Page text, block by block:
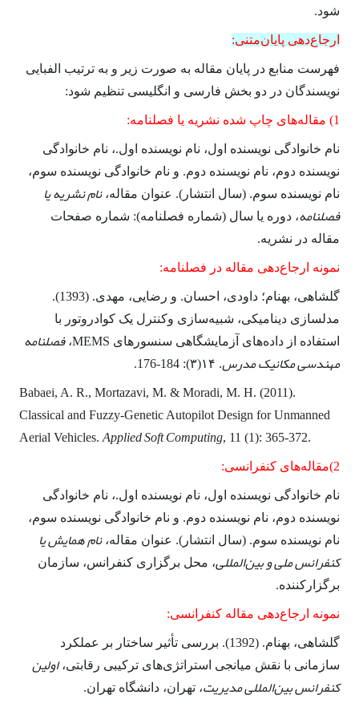
شود.
ارجاع‌­دهی پایان‌­متنی:
فهرست منابع در پایان مقاله به صورت زیر و به ترتیب الفبایی
نویسندگان در دو بخش فارسی و انگلیسی تنظیم شود:
1) مقاله­‌های چاپ شده نشریه­ یا فصلنامه:
نام خانوادگی نویسنده اول، نام نویسنده اول.، نام خانوادگی
نویسنده دوم، نام نویسنده دوم. و نام خانوادگی نویسنده سوم،
نام نویسنده سوم. (سال انتشار). عنوان مقاله،نام نشریه یا
فصلنامه، دوره یا سال (شماره فصلنامه): شماره صفحات
مقاله در نشریه.
نمونه ارجاع‌دهی مقاله در فصلنامه:
گلشاهی، بهنام؛ داودی، احسان. و رضایی، مهدی. (1393).
مدلسازی دینامیکی، شبیه‌سازی وکنترل یک کوادروتور با
استفاده از داده‌های آزمایشگاهی سنسورهای MEMS،
فصلنامه
مهندسی مکانیک مدرس. ۱۴(۳): 184-176.
Babaei, A. R., Mortazavi, M. & Moradi, M. H. (2011).
Classical and Fuzzy-Genetic Autopilot Design for Unmanned
Aerial Vehicles.Applied Soft Computing, 11 (1): 365-372.
2)مقاله­‌های کنفرانسی:
نام خانوادگی نویسنده اول، نام نویسنده اول.، نام خانوادگی
نویسنده دوم، نام نویسنده دوم. و نام خانوادگی نویسنده سوم،
نام نویسنده سوم. (سال انتشار). عنوان مقاله،نام همایش یا
کنفرانس ملی و بین‌­المللی، محل برگزاری کنفرانس، سازمان
برگزارکننده.
نمونه ارجاع‌دهی مقاله کنفرانسی:
گلشاهی، بهنام. (1392). بررسی تأثیر ساختار بر عملکرد
سازمانی با نقش میانجی استراتژی­‌های ترکیبی رقابتی،اولین
کنفرانس بین‌­المللی مدیریت، تهران، دانشگاه تهران.